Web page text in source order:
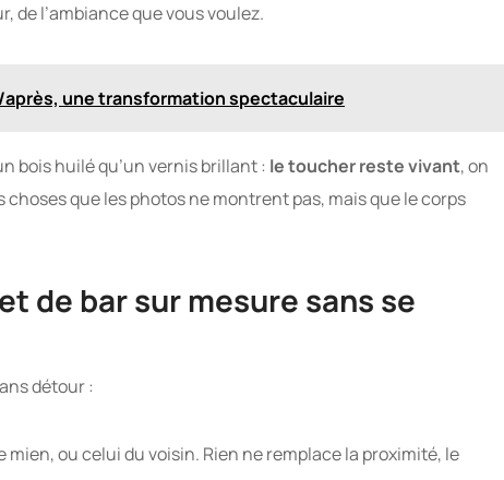
de l’ambiance que vous voulez.
une transformation spectaculaire
bois huilé qu’un vernis brillant : le toucher reste vivant, on
choses que les photos ne montrent pas, mais que le corps
de bar sur mesure sans se
détour :
mien, ou celui du voisin. Rien ne remplace la proximité, le